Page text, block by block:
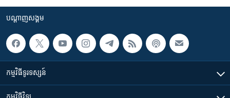
បណ្តាញ​សង្គម
កម្មវិធី​ទូរទស្សន៍